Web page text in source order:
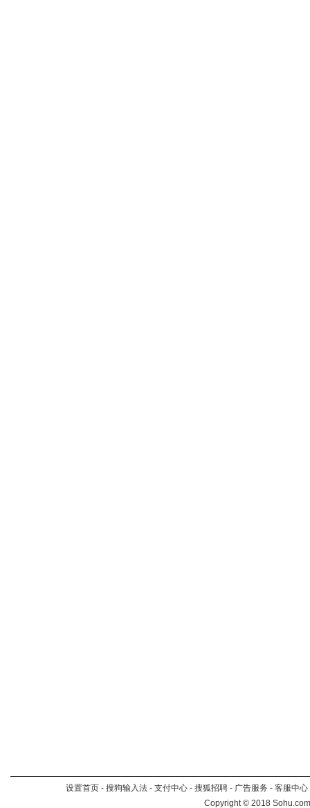
设置首页 - 搜狗输入法 - 支付中心 - 搜狐招聘 - 广告服务 - 客服中心
Copyright©2018